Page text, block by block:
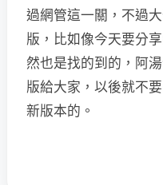
過網管這一關，不過
版，比如像今天要分
然也是找的到的，阿
版給大家，以後就不
新版本的。